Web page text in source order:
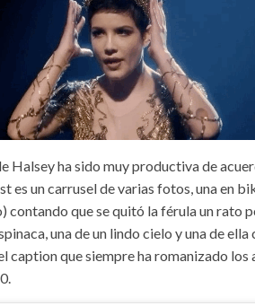
Halsey ha sido muy productiva de
es un carrusel de varias fotos, una en
contando que se quitó la férula un rato
una de un lindo cielo y una de
caption que siempre ha romanizado los